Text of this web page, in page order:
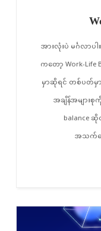
အားလုံးပဲ မင်္ဂလာ
ကတော့ Work-
မှာဆိုရင် တစ်ပတ်
အချိန်အများ
အသက်မွ